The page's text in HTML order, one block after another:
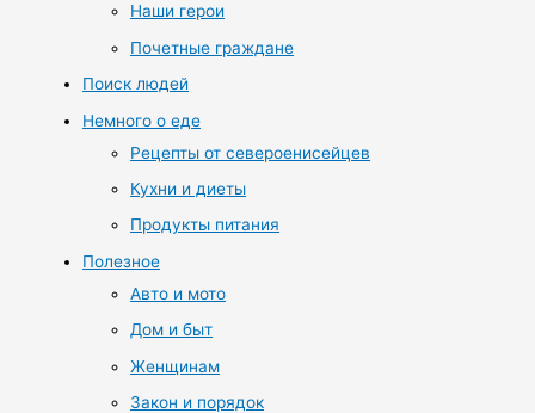
Наши герои
Почетные граждане
Поиск людей
Немного о еде
Рецепты от североенисейцев
Кухни и диеты
Продукты питания
Полезное
Авто и мото
Дом и быт
Женщинам
Закон и порядок